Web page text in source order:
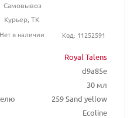
Royal Talens
d9a85e
30 мл
259 Sand yellow
Ecoline
Самовывоз
Курьер, ТК
Нет в наличии
Код: 11252591